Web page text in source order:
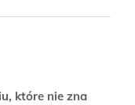
które nie zna